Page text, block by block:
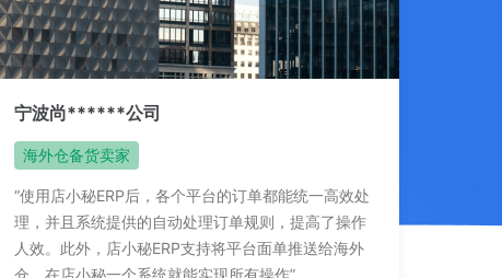
宁波尚******公司
海外仓备货卖家
“使用店小秘ERP后，各个平台的订单都能统一高效处
理，并且系统提供的自动处理订单规则，提高了操作
人效。此外，店小秘ERP支持将平台面单推送给海外
仓，在店小秘一个系统就能实现所有操作”